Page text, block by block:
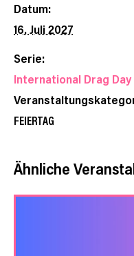
Datum:
16. Juli 2027
Serie:
International Drag Day
FEIERTAG
Ähnliche